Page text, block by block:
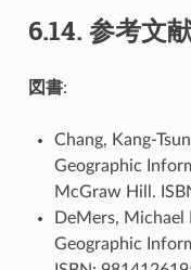
6.14. 参考文
図書:
Chang, Kang-
Geographic
McGraw Hill.
DeMers, Michael
Geographic